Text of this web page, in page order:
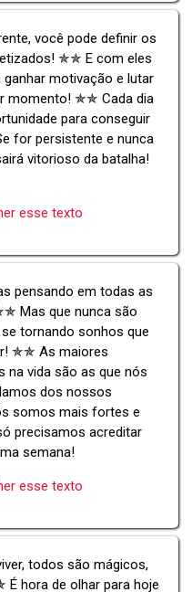
você pode definir os
✯✯ E com eles
motivação e lutar
momento! ✯✯ Cada dia
para conseguir
for persistente e nunca
vitorioso da batalha!
esse texto
pensando em todas as
Mas que nunca são
tornando sonhos que
✯✯ As maiores
na vida são as que nós
dos nossos
somos mais fortes e
precisamos acreditar
semana!
esse texto
todos são mágicos,
hora de olhar para hoje